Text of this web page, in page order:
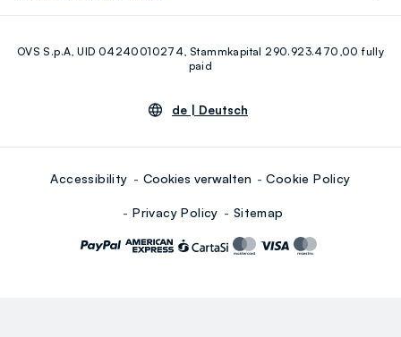
Youtube Linkedin
OVS S.p.A, UID 04240010274, Stammkapital 290.923.470,00 fully
paid
de | Deutsch
Accessibility Cookies verwalten Cookie Policy
Privacy Policy Sitemap